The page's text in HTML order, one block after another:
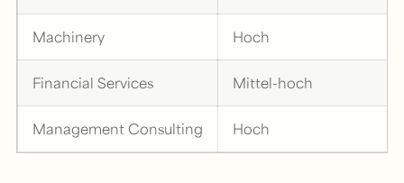
Machinery Hoch
Financial Services Mittel-hoch
Management Consulting Hoch